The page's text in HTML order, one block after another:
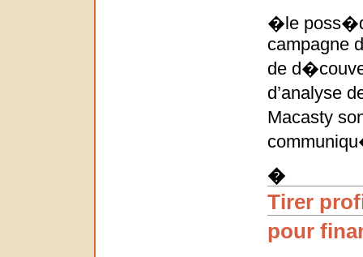
�le
campagne
de
d’analyse
Macasty
�
Tirer
pour